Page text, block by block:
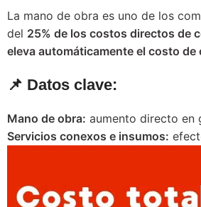
La mano de obra es uno de los
del 25% de los costos directos de
eleva automáticamente el costo
📌 Datos clave:
Mano de obra: aumento directo en
Servicios conexos e insumos: